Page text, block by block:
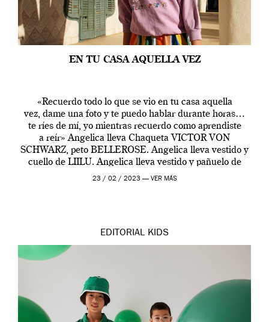
EN TU CASA AQUELLA VEZ
«Recuerdo todo lo que se vio en tu casa aquella
vez, dame una foto y te puedo hablar durante horas…
te ríes de mí, yo mientras recuerdo como aprendiste
a reír» Angelica lleva Chaqueta VICTOR VON
SCHWARZ, peto BELLEROSE. Angelica lleva vestido y
cuello de LIILU. Angelica lleva vestido y pañuelo de
LIILU, clips METRO CUADRADO, camiseta HOUSE
23 / 02 / 2023 — VER MÁS
EDITORIAL KIDS